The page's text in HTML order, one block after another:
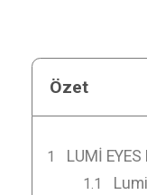
Özet
LUMI EYES